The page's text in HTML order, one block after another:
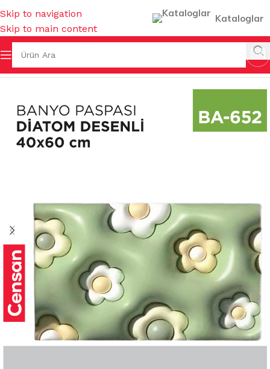
Skip to navigation
Skip to main content
Kataloglar
Sayfa MUHTELİF BANYO AKSESUARLARI